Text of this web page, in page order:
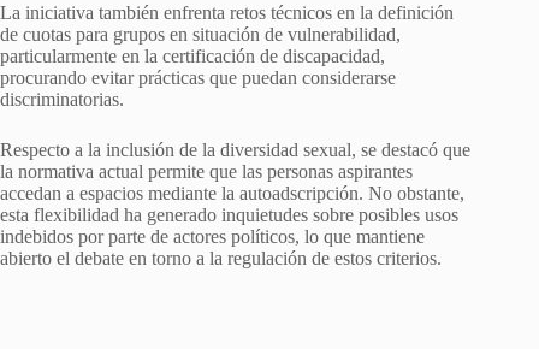
La iniciativa también enfrenta retos técnicos en la definición
de cuotas para grupos en situación de vulnerabilidad,
particularmente en la certificación de discapacidad,
procurando evitar prácticas que puedan considerarse
discriminatorias.
Respecto a la inclusión de la diversidad sexual, se destacó que
la normativa actual permite que las personas aspirantes
accedan a espacios mediante la autoadscripción. No obstante,
esta flexibilidad ha generado inquietudes sobre posibles usos
indebidos por parte de actores políticos, lo que mantiene
abierto el debate en torno a la regulación de estos criterios.